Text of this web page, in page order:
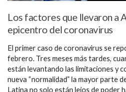
Los factores que llevaron a
epicentro del coronavirus
El primer caso de coronavirus se
febrero. Tres meses más tardes,
están levantando las limitaciones y
nueva “normalidad” la mayor parte
Latina no solo están lejos de poder